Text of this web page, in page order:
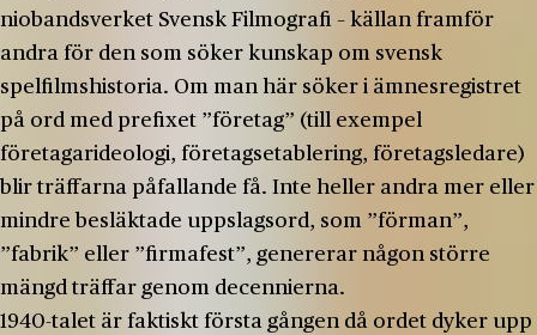
niobandsverket Svensk Filmografi – källan framför
andra för den som söker kunskap om svensk
spelfilmshistoria. Om man här söker i ämnesregistret
på ord med prefixet ”företag” (till exempel
företagarideologi, företagsetablering, företagsledare)
blir träffarna påfallande få. Inte heller andra mer eller
mindre besläktade uppslagsord, som ”förman”,
”fabrik” eller ”firmafest”, genererar någon större
mängd träffar genom decennierna.
1940-talet är faktiskt första gången då ordet dyker upp